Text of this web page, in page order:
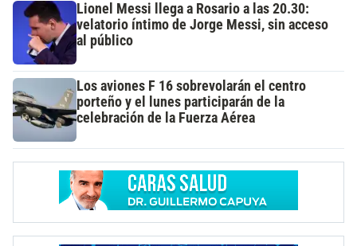
Lionel Messi llega a Rosario a las 20.30:
velatorio íntimo de Jorge Messi, sin acceso
al público
Los aviones F 16 sobrevolarán el centro
porteño y el lunes participarán de la
celebración de la Fuerza Aérea